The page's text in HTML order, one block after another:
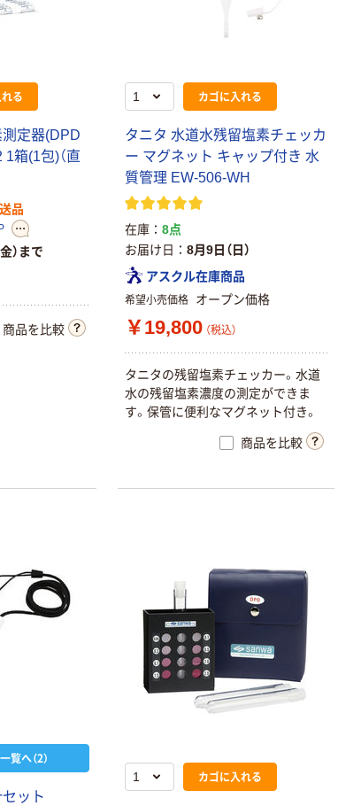
る
定器(DPD
箱(1包)（直
品
）まで
商品を比較
カゴに入れる
タニタ 水道水残留塩素チェッカ
ー マグネット キャップ付き 水
質管理 EW-506-WH
在庫
8点
お届け日
8月9日（日）
アスクル在庫商品
希望小売価格 オープン価格
￥19,800 （税込）
タニタの残留塩素チェッカー。水道
水の残留塩素濃度の測定ができま
す。保管に便利なマグネット付き。
商品を比較
覧へ（2）
ット
カゴに入れる